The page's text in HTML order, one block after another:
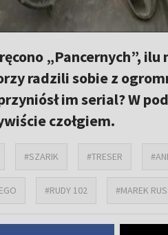
„Pancernych”, ilu
radzili sobie z
im serial? W
czołgiem.
#SZARIK #TRESER
#RUDY 102 #MAREK